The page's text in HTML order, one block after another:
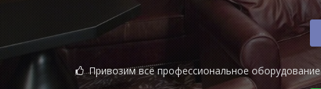
Привозим всё профессиональное оборудование